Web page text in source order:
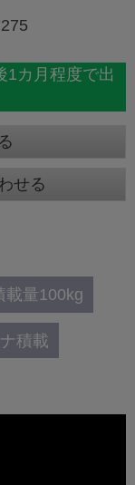
1カ月程度で出
せる
載量100kg
積載